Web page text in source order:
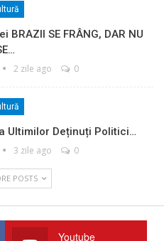
SE FRÂNG, DAR NU
2 zile ago 0
Ultimilor Deținuți Politici…
3 zile ago 0
POSTS
Youtube